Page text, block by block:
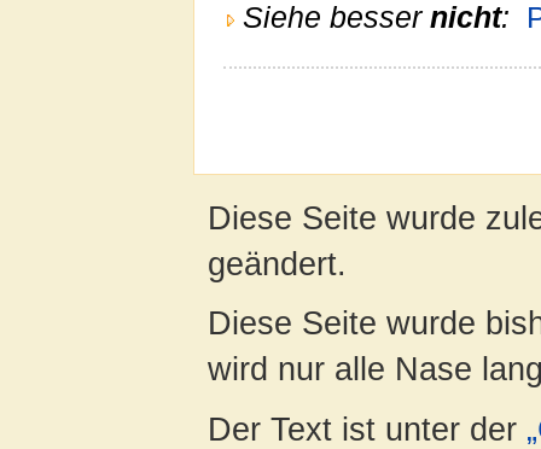
Siehe besser nicht:
Diese Seite wurde
geändert.
Diese Seite wurde
wird nur alle Nase
Der Text ist unter der